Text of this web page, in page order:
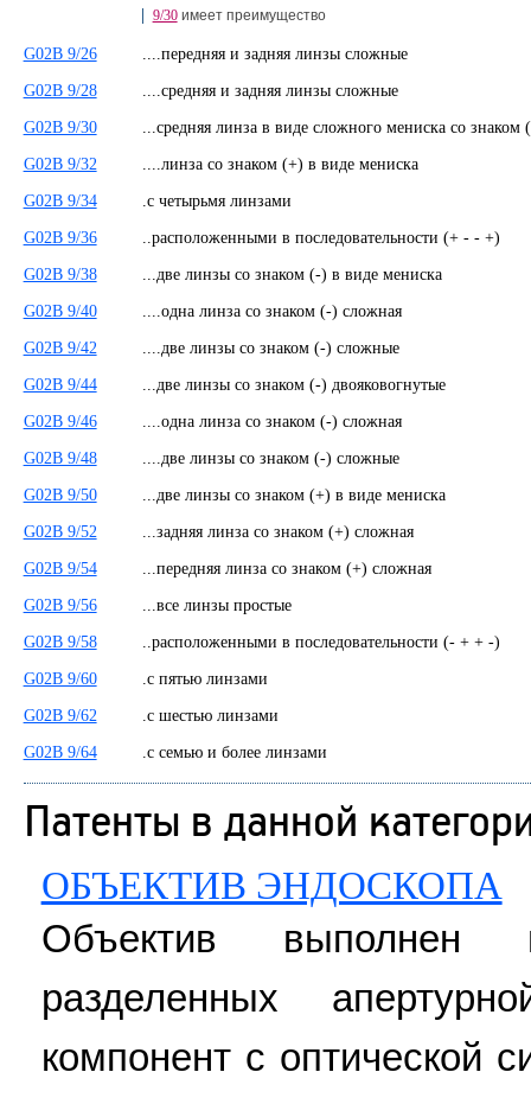
9/30имеет преимущество
G02B 9/26 ....передняя и задняя линзы сложные
G02B 9/28 ....средняя и задняя линзы сложные
G02B 9/30 ...средняя линза в виде сложного мениска со
G02B 9/32 ....линза со знаком (+) в виде мениска
G02B 9/34 .с четырьмя линзами
G02B 9/36 ..расположенными в последовательности (+ - - +)
G02B 9/38 ...две линзы со знаком (-) в виде мениска
G02B 9/40 ....одна линза со знаком (-) сложная
G02B 9/42 ....две линзы со знаком (-) сложные
G02B 9/44 ...две линзы со знаком (-) двояковогнутые
G02B 9/46 ....одна линза со знаком (-) сложная
G02B 9/48 ....две линзы со знаком (-) сложные
G02B 9/50 ...две линзы со знаком (+) в виде мениска
G02B 9/52 ...задняя линза со знаком (+) сложная
G02B 9/54 ...передняя линза со знаком (+) сложная
G02B 9/56 ...все линзы простые
G02B 9/58 ..расположенными в последовательности (- + + -)
G02B 9/60 .с пятью линзами
G02B 9/62 .с шестью линзами
G02B 9/64 .с семью и более линзами
Патенты в данной
ОБЪЕКТИВ ЭНДОСКОПА
Объектив выполнен
разделенных
компонент с оптической